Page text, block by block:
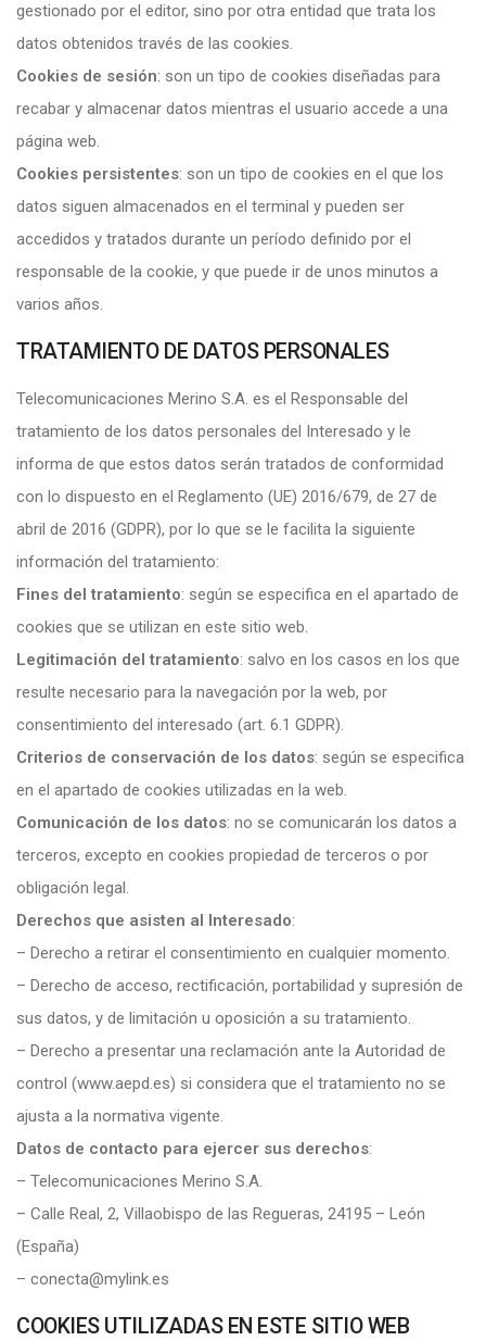
gestionado por el editor, sino por otra entidad que trata los
datos obtenidos través de las cookies.
Cookies de sesión: son un tipo de cookies diseñadas para
recabar y almacenar datos mientras el usuario accede a una
página web.
Cookies persistentes: son un tipo de cookies en el que los
datos siguen almacenados en el terminal y pueden ser
accedidos y tratados durante un período definido por el
responsable de la cookie, y que puede ir de unos minutos a
varios años.
TRATAMIENTO DE DATOS PERSONALES
Telecomunicaciones Merino S.A. es el Responsable del
tratamiento de los datos personales del Interesado y le
informa de que estos datos serán tratados de conformidad
con lo dispuesto en el Reglamento (UE) 2016/679, de 27 de
abril de 2016 (GDPR), por lo que se le facilita la siguiente
información del tratamiento:
Fines del tratamiento: según se especifica en el apartado de
cookies que se utilizan en este sitio web.
Legitimación del tratamiento: salvo en los casos en los que
resulte necesario para la navegación por la web, por
consentimiento del interesado (art. 6.1 GDPR).
Criterios de conservación de los datos: según se especifica
en el apartado de cookies utilizadas en la web.
Comunicación de los datos: no se comunicarán los datos a
terceros, excepto en cookies propiedad de terceros o por
obligación legal.
Derechos que asisten al Interesado:
– Derecho a retirar el consentimiento en cualquier momento.
– Derecho de acceso, rectificación, portabilidad y supresión de
sus datos, y de limitación u oposición a su tratamiento.
– Derecho a presentar una reclamación ante la Autoridad de
control (www.aepd.es) si considera que el tratamiento no se
ajusta a la normativa vigente.
Datos de contacto para ejercer sus derechos:
– Telecomunicaciones Merino S.A.
– Calle Real, 2, Villaobispo de las Regueras, 24195 – León
(España)
– conecta@mylink.es
COOKIES UTILIZADAS EN ESTE SITIO WEB